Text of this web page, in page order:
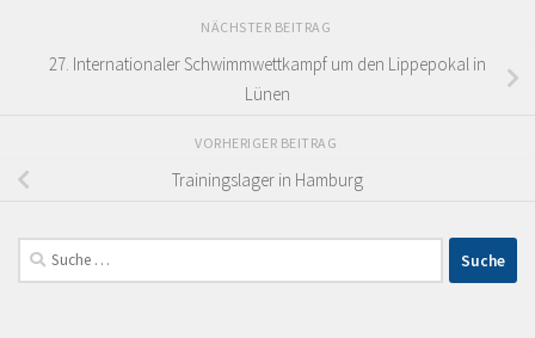
NÄCHSTER BEITRAG
27. Internationaler Schwimmwettkampf um den Lippepokal in
Lünen
VORHERIGER BEITRAG
Trainingslager in Hamburg
Suche
nach: